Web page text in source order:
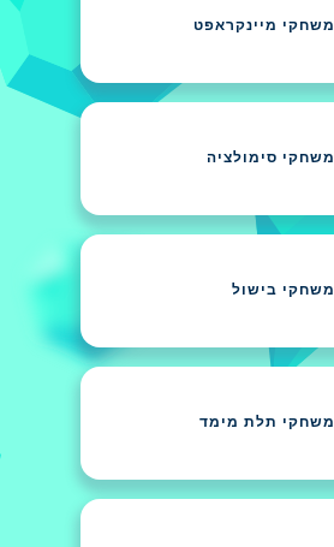
משחקי מיינקראפט
משחקי סימולציה
משחקי בישול
משחקי תלת מימד